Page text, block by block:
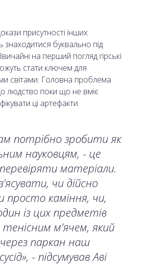
присутності інших
знаходитися буквально під
на перший погляд гірські
стати ключем для
світами. Головна проблема
людство поки що не вміє
ці артефакти.
потрібно зробити як
науковцям, - це
матеріали.
чи дійсно
просто каміння, чи,
із цих предметів
м'ячем, який
паркан наш
- підсумував Аві